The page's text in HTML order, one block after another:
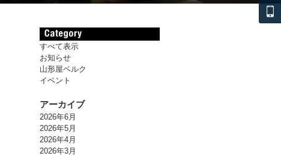
すべて表示
お知らせ
山形屋ベルク
イベント
アーカイブ
2026年6月
2026年5月
2026年4月
2026年3月